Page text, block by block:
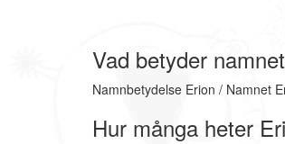
Vad betyder
Namnbetydelse Erion / Namnet
Hur många heter